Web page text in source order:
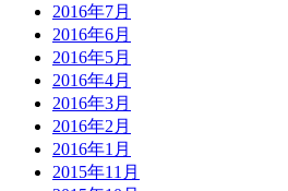
2016年7月
2016年6月
2016年5月
2016年4月
2016年3月
2016年2月
2016年1月
2015年11月